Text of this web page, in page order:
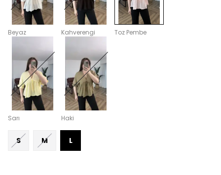
Beyaz Kahverengi Toz Pembe
Sarı Haki
S M L